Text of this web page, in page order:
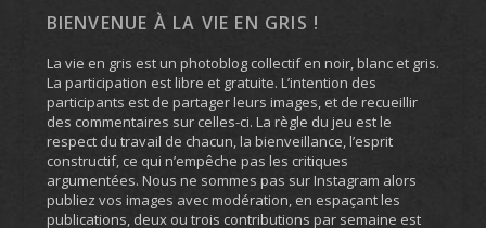
BIENVENUE À LA VIE EN GRIS !
La vie en gris est un photoblog collectif en noir, blanc et gris.
La participation est libre et gratuite. L’intention des
participants est de partager leurs images, et de recueillir
des commentaires sur celles-ci. La règle du jeu est le
respect du travail de chacun, la bienveillance, l’esprit
constructif, ce qui n’empêche pas les critiques
argumentées. Nous ne sommes pas sur Instagram alors
publiez vos images avec modération, en espaçant les
publications, deux ou trois contributions par semaine est